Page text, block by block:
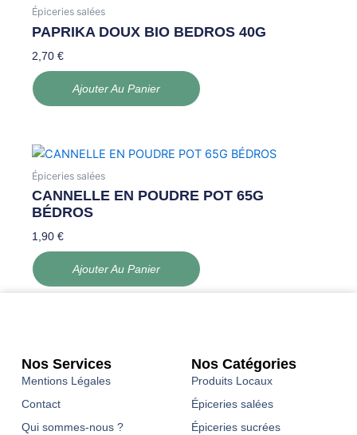
Épiceries salées
PAPRIKA DOUX BIO BEDROS 40G
2,70€
Ajouter Au Panier
Épiceries salées
CANNELLE EN POUDRE POT 65G
BÉDROS
1,90€
Ajouter Au Panier
Nos Services
Mentions Légales
Contact
Qui sommes-nous ?
Nos Catégories
Produits Locaux
Épiceries salées
Épiceries sucrées